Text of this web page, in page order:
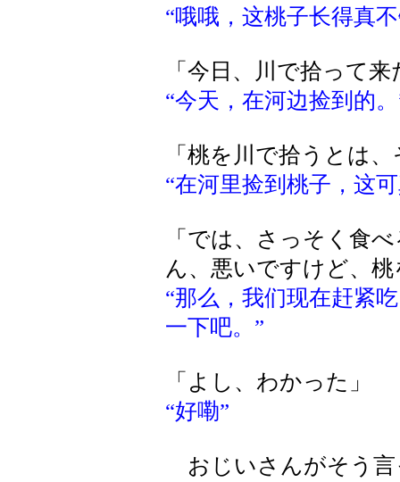
“哦哦，这桃子长得真
「今日、川で拾って
“今天，在河边捡到的
「桃を川で拾うとは
“在河里捡到桃子，这
「では、さっそく食
ん、悪いですけど、
“那么，我们现在赶紧
一下吧。”
「よし、わかった」
“好嘞”
おじいさんがそう言